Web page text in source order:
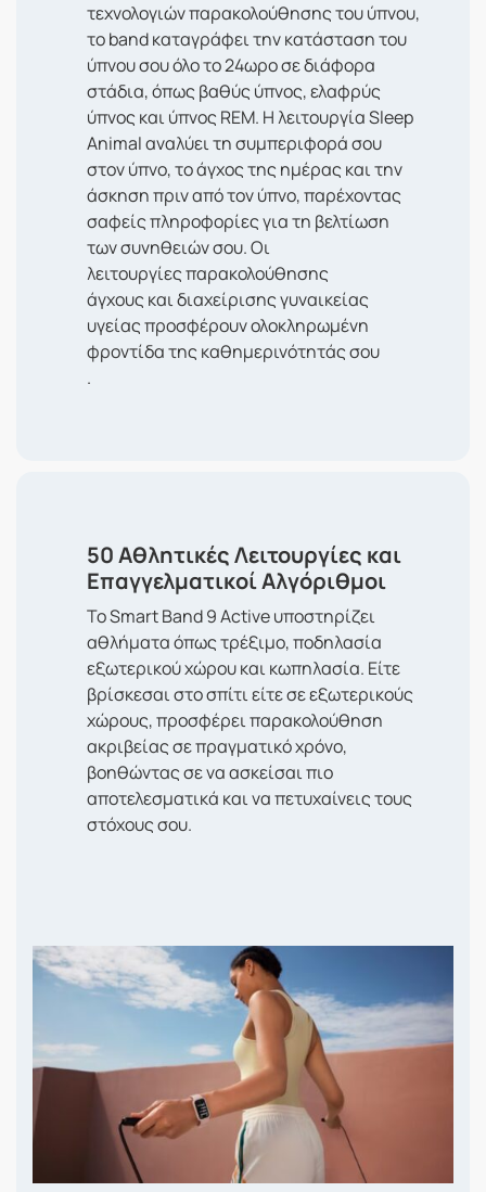
τεχνολογιών παρακολούθησης του ύπνου,
το band καταγράφει την κατάσταση του
ύπνου σου όλο το 24ωρο σε διάφορα
στάδια, όπως βαθύς ύπνος, ελαφρύς
ύπνος και ύπνος REM. Η λειτουργία Sleep
Animal αναλύει τη συμπεριφορά σου
στον ύπνο, το άγχος της ημέρας και την
άσκηση πριν από τον ύπνο, παρέχοντας
σαφείς πληροφορίες για τη βελτίωση
των συνηθειών σου. Οι
λειτουργίες παρακολούθησης
άγχους και διαχείρισης γυναικείας
υγείας προσφέρουν ολοκληρωμένη
φροντίδα της καθημερινότητάς σου
.
50 Αθλητικές Λειτουργίες και
Επαγγελματικοί Αλγόριθμοι
Το Smart Band 9 Active υποστηρίζει
αθλήματα όπως τρέξιμο, ποδηλασία
εξωτερικού χώρου και κωπηλασία. Είτε
βρίσκεσαι στο σπίτι είτε σε εξωτερικούς
χώρους, προσφέρει παρακολούθηση
ακριβείας σε πραγματικό χρόνο,
βοηθώντας σε να ασκείσαι πιο
αποτελεσματικά και να πετυχαίνεις τους
στόχους σου.